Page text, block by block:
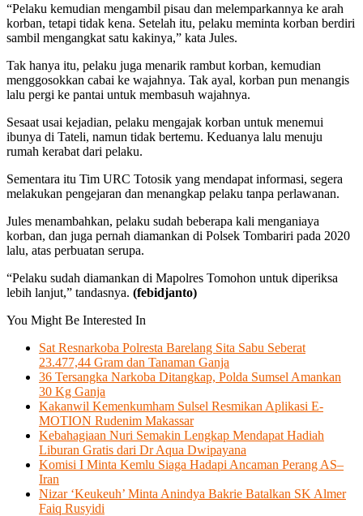
“Pelaku kemudian mengambil pisau dan melemparkannya ke arah
korban, tetapi tidak kena. Setelah itu, pelaku meminta korban berdiri
sambil mengangkat satu kakinya,” kata Jules.
Tak hanya itu, pelaku juga menarik rambut korban, kemudian
menggosokkan cabai ke wajahnya. Tak ayal, korban pun menangis
lalu pergi ke pantai untuk membasuh wajahnya.
Sesaat usai kejadian, pelaku mengajak korban untuk menemui
ibunya di Tateli, namun tidak bertemu. Keduanya lalu menuju
rumah kerabat dari pelaku.
Sementara itu Tim URC Totosik yang mendapat informasi, segera
melakukan pengejaran dan menangkap pelaku tanpa perlawanan.
Jules menambahkan, pelaku sudah beberapa kali menganiaya
korban, dan juga pernah diamankan di Polsek Tombariri pada 2020
lalu, atas perbuatan serupa.
“Pelaku sudah diamankan di Mapolres Tomohon untuk diperiksa
lebih lanjut,” tandasnya. (febidjanto)
You Might Be Interested In
Sat Resnarkoba Polresta Barelang Sita Sabu Seberat
23.477,44 Gram dan Tanaman Ganja
36 Tersangka Narkoba Ditangkap, Polda Sumsel Amankan
30 Kg Ganja
Kakanwil Kemenkumham Sulsel Resmikan Aplikasi E-
MOTION Rudenim Makassar
Kebahagiaan Nuri Semakin Lengkap Mendapat Hadiah
Liburan Gratis dari Dr Aqua Dwipayana
Komisi I Minta Kemlu Siaga Hadapi Ancaman Perang AS–
Iran
Nizar ‘Keukeuh’ Minta Anindya Bakrie Batalkan SK Almer
Faiq Rusyidi